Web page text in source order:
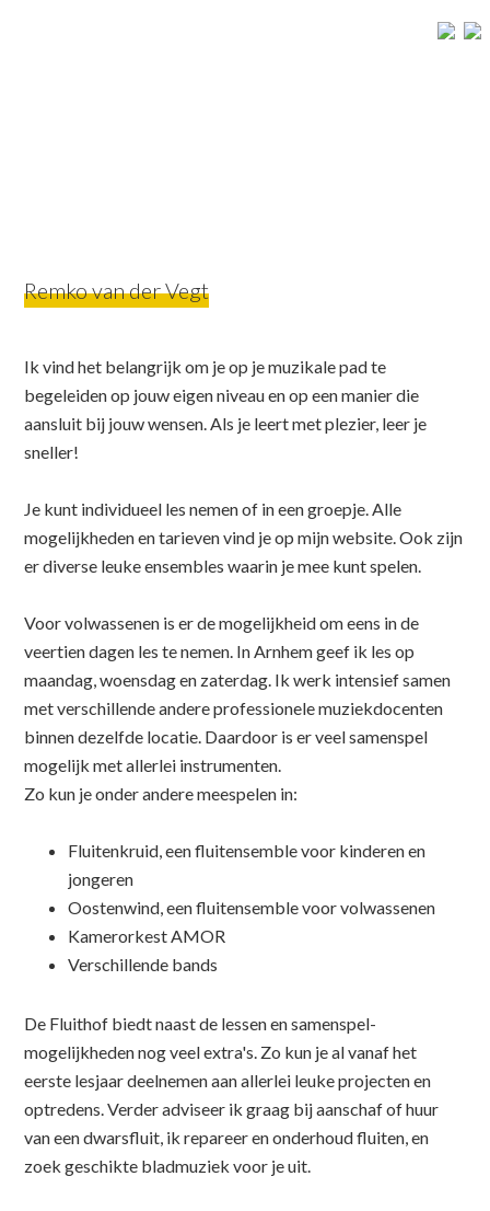
Remko van der Vegt
Ik vind het belangrijk om je op je muzikale pad te
begeleiden op jouw eigen niveau en op een manier die
aansluit bij jouw wensen. Als je leert met plezier, leer je
sneller!
Je kunt individueel les nemen of in een groepje. Alle
mogelijkheden en tarieven vind je op mijn website. Ook zijn
er diverse leuke ensembles waarin je mee kunt spelen.
Voor volwassenen is er de mogelijkheid om eens in de
veertien dagen les te nemen. In Arnhem geef ik les op
maandag, woensdag en zaterdag. Ik werk intensief samen
met verschillende andere professionele muziekdocenten
binnen dezelfde locatie. Daardoor is er veel samenspel
mogelijk met allerlei instrumenten.
Zo kun je onder andere meespelen in:
Fluitenkruid, een fluitensemble voor kinderen en
jongeren
Oostenwind, een fluitensemble voor volwassenen
Kamerorkest AMOR
Verschillende bands
De Fluithof biedt naast de lessen en samenspel-
mogelijkheden nog veel extra's. Zo kun je al vanaf het
eerste lesjaar deelnemen aan allerlei leuke projecten en
optredens. Verder adviseer ik graag bij aanschaf of huur
van een dwarsfluit, ik repareer en onderhoud fluiten, en
zoek geschikte bladmuziek voor je uit.